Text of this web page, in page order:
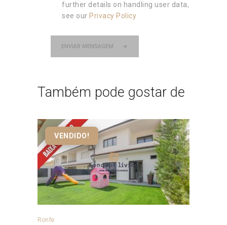
further details on handling user data,
see our Privacy Policy
ENVIAR MENSAGEM
Também pode gostar de
VENDIDO!
Ronfe